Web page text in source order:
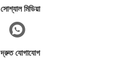
সোশ্যাল মিডিয়া
দ্রুত যোগাযোগ